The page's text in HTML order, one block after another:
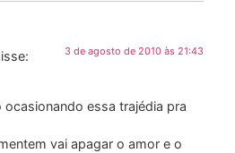
3 de agosto de 2010 às 21:43
essa trajédia pra
vai apagar o amor e o